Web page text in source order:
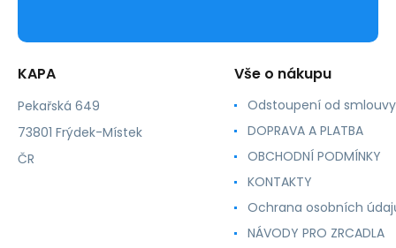
KAPA
Pekařská 649
73801 Frýdek-Místek
ČR
Vše o nákupu
Odstoupení od smlouvy
DOPRAVA A PLATBA
OBCHODNÍ PODMÍNKY
KONTAKTY
Ochrana osobních
NÁVODY PRO ZRCADLA